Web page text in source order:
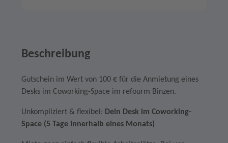
Beschreibung
Gutschein im Wert von 100 € für die Anmietung eines
Desks im Coworking-Space im refourm Binzen.
Unkompliziert & flexibel: Dein Desk im Coworking-
Space (5 Tage innerhalb eines Monats)